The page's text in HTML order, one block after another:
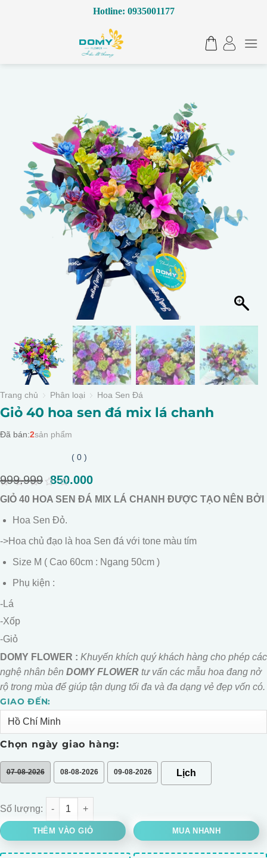
Hotline: 0935001177
Trang chủ Phân loại Hoa Sen Đá
Giỏ 40 hoa sen đá mix lá chanh
Đã bán:2sản phẩm
0
out
5
( 0 )
999.999 Giá
gốc
là:
999.999.
850.000
hiện
tại
GIỎ 40 HOA SEN ĐÁ MIX LÁ CHANH ĐƯỢC TẠO NÊN BỞI
Hoa Sen Đỏ.
->Hoa chủ đạo là hoa Sen đá với tone màu tím
Size M ( Cao 60cm : Ngang 50cm )
Phụ kiện :
-Lá
-Xốp
-Giỏ
DOMY FLOWER : Khuyến khích quý khách hàng cho phép các
nghệ nhân bên DOMY FLOWER tư vấn các mẫu hoa đang nở
rộ trong mùa để giúp tận dụng tối đa và đa dạng vẻ đẹp vốn có.
GIAO ĐẾN:
Chọn ngày giao hàng:
07-08-2026 08-08-2026 09-08-2026
Giỏ 40 hoa sen đá mix lá chanh số lượng
THÊM VÀO GIỎ MUA NHANH
Alternative: